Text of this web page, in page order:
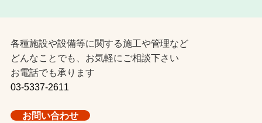
各種施設や設備等に関する施工や管理など
どんなことでも、お気軽にご相談下さい
お電話でも承ります
03-5337-2611
お問い合わせ